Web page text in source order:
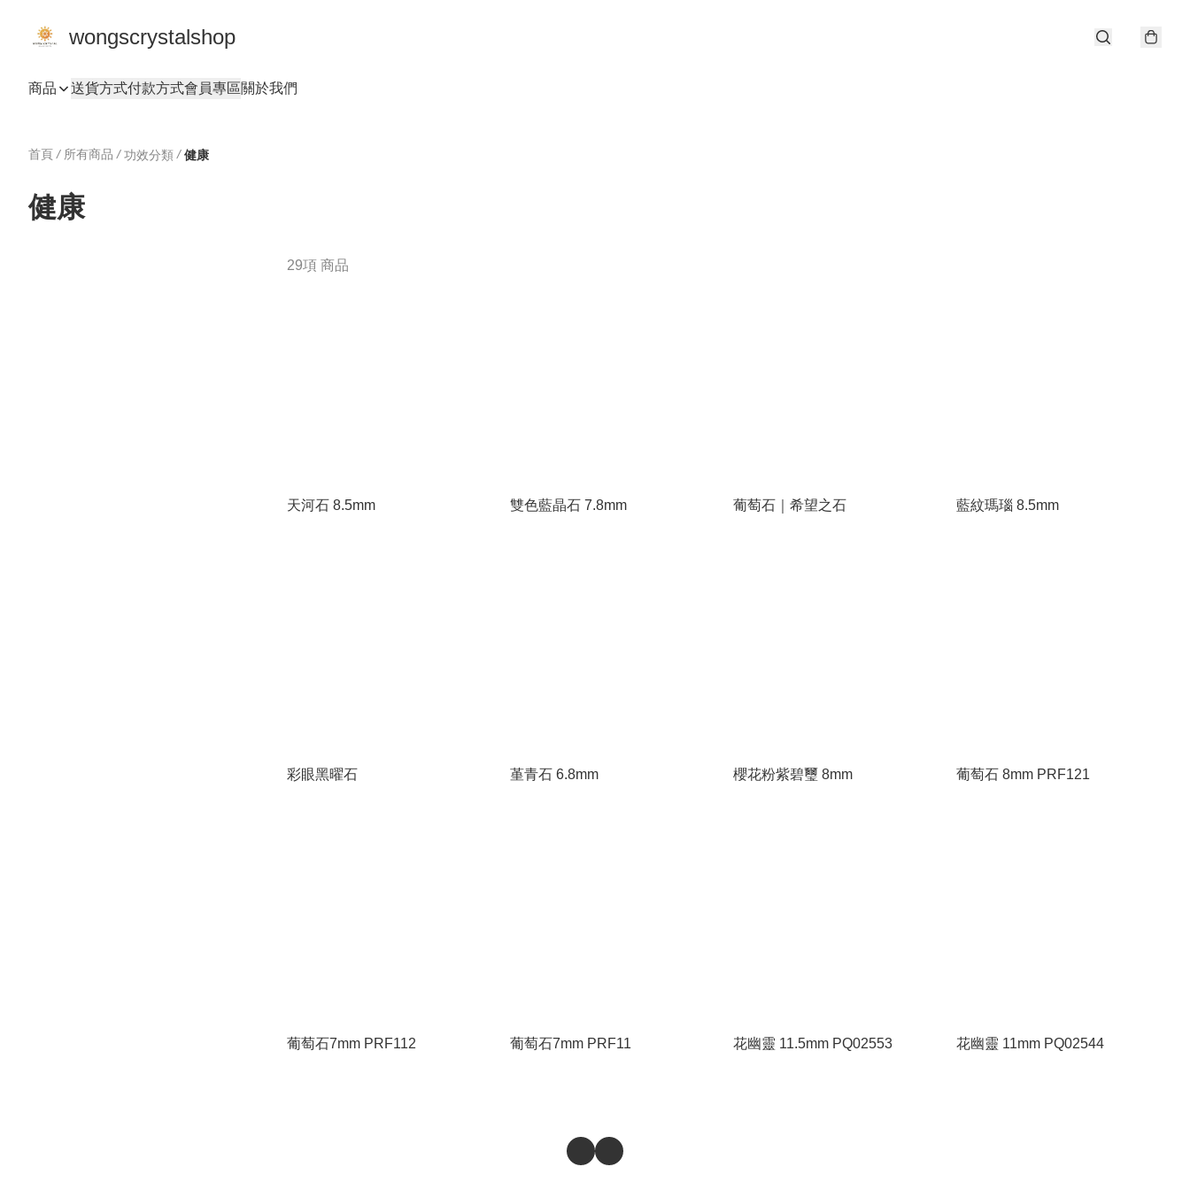
wongscrystalshop
商品 送貨方式付款方式會員專區關於我們
首頁 / 所有商品 / 功效分類 / 健康
健康
29項 商品
天河石 8.5mm 雙色藍晶石 7.8mm 葡萄石｜希望之石 藍紋瑪瑙 8.5mm
彩眼黑曜石 堇青石 6.8mm 櫻花粉紫碧璽 8mm 葡萄石 8mm PRF121
葡萄石7mm PRF112 葡萄石7mm PRF11 花幽靈 11.5mm PQ02553 花幽靈 11mm PQ02544